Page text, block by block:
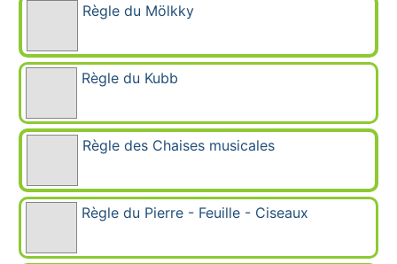
Règle du Mölkky
Règle du Kubb
Règle des Chaises musicales
Règle du Pierre - Feuille - Ciseaux